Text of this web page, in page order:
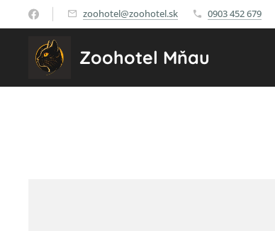
zoohotel@zoohotel.sk 0903 452 679
Zoohotel Mňau